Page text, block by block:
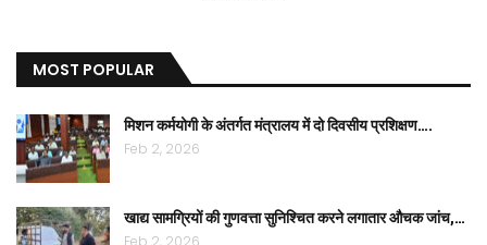
MOST POPULAR
मिशन कर्मयोगी के अंतर्गत मंत्रालय में दो दिवसीय प्रशिक्षण….
Feb 2, 2026
खाद्य सामग्रियों की गुणवत्ता सुनिश्चित करने लगातार औचक जांच,…